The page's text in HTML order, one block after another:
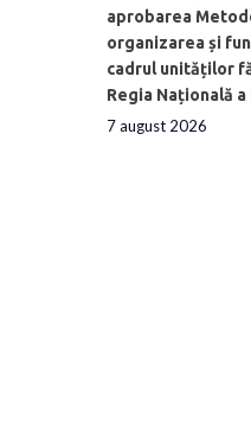
aprobarea
organizarea și
cadrul unităților
Regia Națională
7 august 2026